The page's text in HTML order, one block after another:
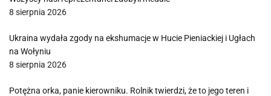
8 sierpnia 2026
Ukraina wydała zgody na ekshumacje w Hucie Pieniackiej i Ugłach
na Wołyniu
8 sierpnia 2026
Potężna orka, panie kierowniku. Rolnik twierdzi, że to jego teren i